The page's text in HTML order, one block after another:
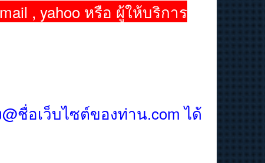
, yahoo หรือ ผู้ให้บริการ
ชื่อเว็บไซต์ของท่าน.com ได้